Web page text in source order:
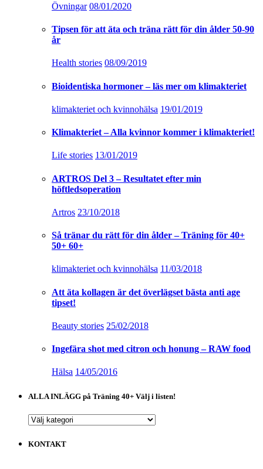
Övningar 08/01/2020
Tipsen för att äta och träna rätt för din ålder 50-90
år
Health stories 08/09/2019
Bioidentiska hormoner – läs mer om klimakteriet
klimakteriet och kvinnohälsa 19/01/2019
Klimakteriet – Alla kvinnor kommer i klimakteriet!
Life stories 13/01/2019
ARTROS Del 3 – Resultatet efter min
höftledsoperation
Artros 23/10/2018
Så tränar du rätt för din ålder – Träning för 40+
50+ 60+
klimakteriet och kvinnohälsa 11/03/2018
Att äta kollagen är det överlägset bästa anti age
tipset!
Beauty stories 25/02/2018
Ingefära shot med citron och honung – RAW food
Hälsa 14/05/2016
ALLA INLÄGG på Träning 40+ Välj i listen!
ALLA
på
KONTAKT